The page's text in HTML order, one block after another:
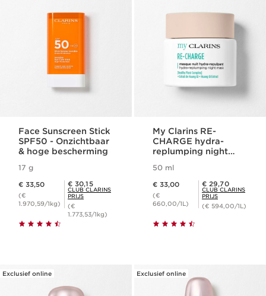
Face Sunscreen Stick
SPF50 - Onzichtbaar
& hoge bescherming
17 g
€ 33,50
(€
1.970,59/1kg)
Club Clarins Prijs € 30,15
€ 30,15
CLUB CLARINS
PRIJS
(€
1.773,53/1kg)
My Clarins RE-
CHARGE hydra-
replumping night
50 ml
€ 33,00
(€
660,00/1L)
Club Clarins Prijs € 29,70
€ 29,70
CLUB CLARINS
PRIJS
(€ 594,00/1L)
Exclusief online Exclusief online